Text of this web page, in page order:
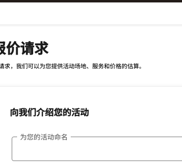
价请求
求，我们可以为您提供活动场地、服务和价格的估算。
向我们介绍您的活动
为您的活动命名